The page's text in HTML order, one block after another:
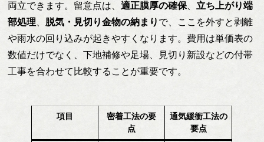
両立できます。留意点は、適正膜厚の確保、立ち上がり端
部処理、 脱気・見切り金物の納まり で、ここを外すと剥離
や雨水の回り込みが起きやすくなります。費用は単価表の
数値だけでなく、下地補修や足場、見切り新設などの付帯
工事を合わせて比較することが重要です。
項目
密着工法の要
点
通気緩衝工法の
要点